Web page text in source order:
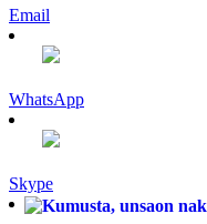
Email
WhatsApp
Skype